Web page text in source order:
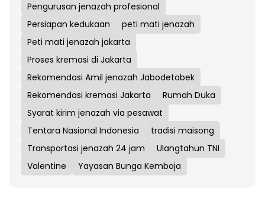
Pengurusan jenazah profesional
Persiapan kedukaan
peti mati jenazah
Peti mati jenazah jakarta
Proses kremasi di Jakarta
Rekomendasi Amil jenazah Jabodetabek
Rekomendasi kremasi Jakarta
Rumah Duka
Syarat kirim jenazah via pesawat
Tentara Nasional Indonesia
tradisi maisong
Transportasi jenazah 24 jam
Ulangtahun TNI
Valentine
Yayasan Bunga Kemboja